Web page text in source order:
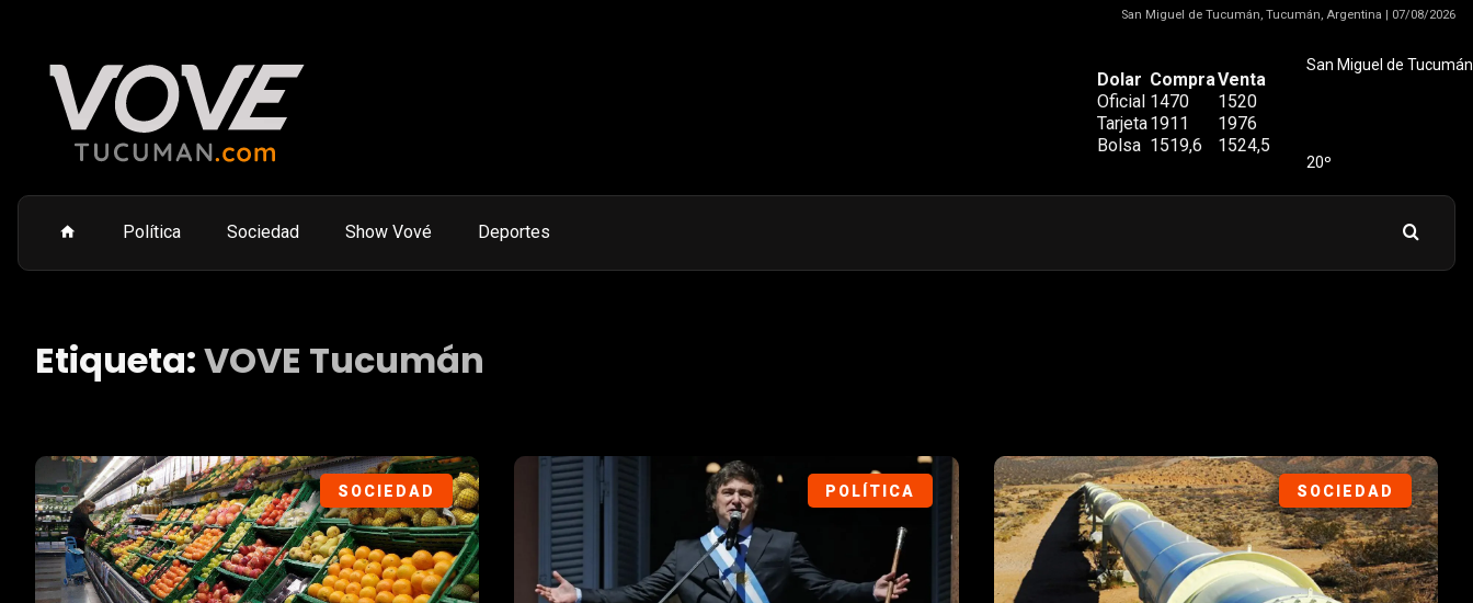
San Miguel de Tucumán, Tucumán, Argentina | 07/08/2026
Dolar CompraVenta
Oficial 1470
1520
Tarjeta1911
1976
Bolsa 1519,6 1524,5
San Miguel de Tucumán
20º
Política Sociedad Show Vové Deportes
Etiqueta:VOVE Tucumán
SOCIEDAD POLÍTICA SOCIEDAD